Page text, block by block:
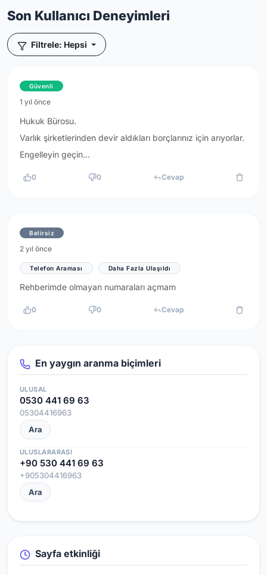
Son Kullanıcı Deneyimleri
Filtrele: Hepsi
Güvenli
1 yıl önce
Hukuk Bürosu.
Varlık şirketlerinden devir aldıkları borçlarınız için arıyorlar.
Engelleyin geçin...
0 0 Cevap
Belirsiz
2 yıl önce
Telefon Araması Daha Fazla Ulaşıldı
Rehberimde olmayan numaraları açmam
0 0 Cevap
En yaygın aranma biçimleri
ULUSAL
0530 441 69 63
05304416963
Ara
ULUSLARARASI
+90 530 441 69 63
+905304416963
Ara
Sayfa etkinliği